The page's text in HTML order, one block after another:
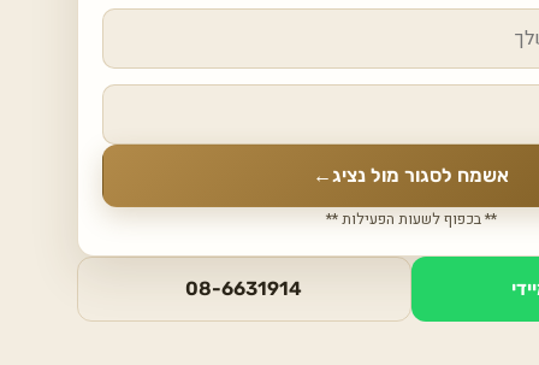
אשמח לסגור מול נציג←
** בכפוף לשעות הפעילות **
08-6631914